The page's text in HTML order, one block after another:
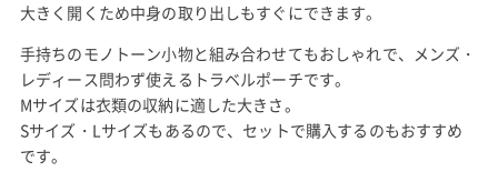
大きく開くため中身の取り出しもすぐにできます。
手持ちのモノトーン小物と組み合わせてもおしゃれで、メンズ・
レディース問わず使えるトラベルポーチです。
Mサイズは衣類の収納に適した大きさ。
Sサイズ・Lサイズもあるので、セットで購入するのもおすすめ
です。